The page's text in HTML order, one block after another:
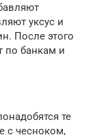
уксус и
После этого
по банкам и
те
с чесноком,